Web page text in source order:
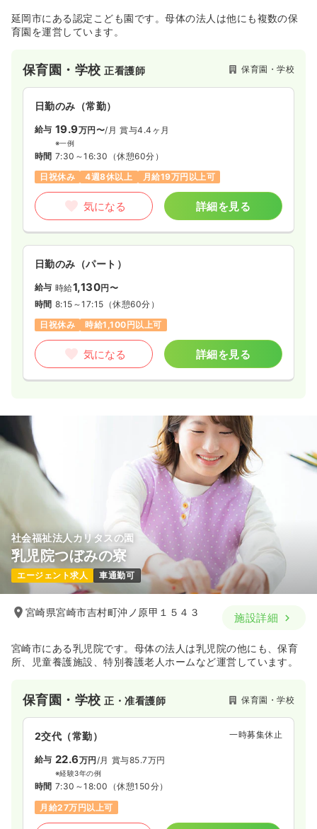
延岡市にある認定こども園です。母体の法人は他にも複数の保
育園を運営しています。
保育園・学校正看護師 保育園・学校
日勤のみ（常勤）
給与 19.9万円〜/月 賞与4.4ヶ月
※一例
時間 7:30～16:30 （休憩60分）
日祝休み
4週8休以上 月給19万円以上可
気になる 詳細を見る
日勤のみ（パート）
給与 時給1,130円〜
時間 8:15～17:15 （休憩60分）
日祝休み
時給1,100円以上可
気になる 詳細を見る
社会福祉法人カリタスの園
乳児院つぼみの寮
エージェント求人 車通勤可
宮崎県宮崎市吉村町沖ノ原甲１５４３ 施設詳細
宮崎市にある乳児院です。母体の法人は乳児院の他にも、保育
所、児童養護施設、特別養護老人ホームなど運営しています。
保育園・学校正・准看護師 保育園・学校
2交代（常勤） 一時募集休止
給与 22.6万円/月 賞与85.7万円
※経験3年の例
時間 7:30～18:00 （休憩150分）
月給27万円以上可